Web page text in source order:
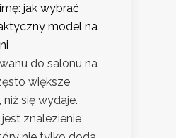
jak wybrać
model na
do salonu na
większe
się wydaje.
znalezienie